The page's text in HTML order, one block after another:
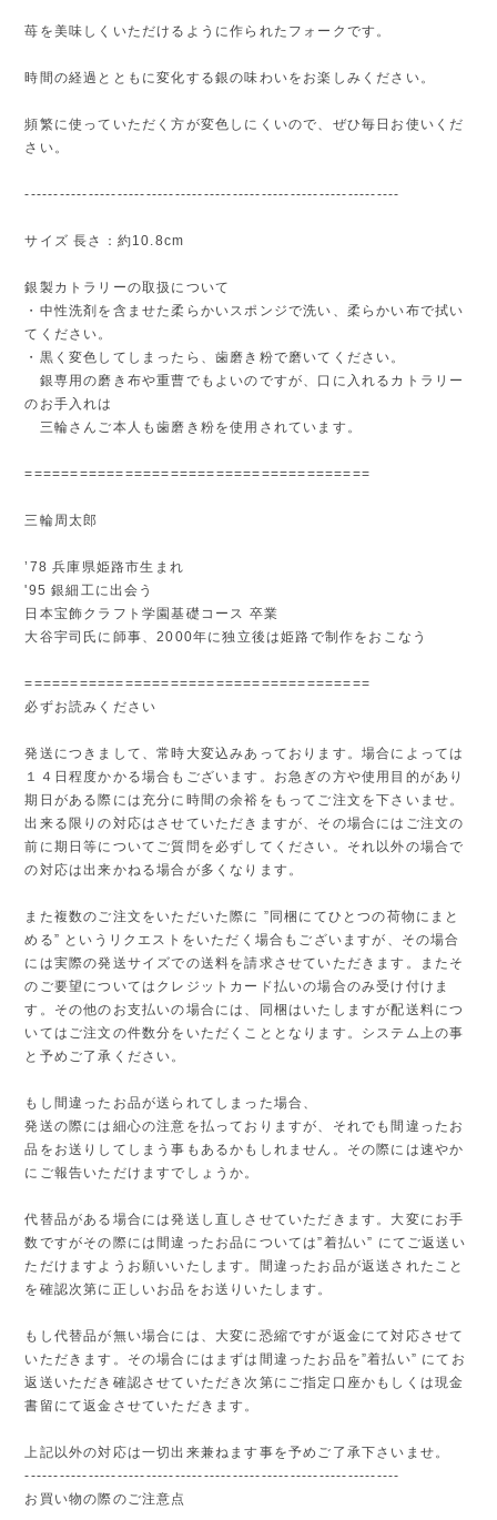
苺を美味しくいただけるように作られたフォークです。
時間の経過とともに変化する銀の味わいをお楽しみください。
頻繁に使っていただく方が変色しにくいので、ぜひ毎日お使いくだ
さい。
-----------------------------------------------------------------
サイズ 長さ：約10.8cm
銀製カトラリーの取扱について
・中性洗剤を含ませた柔らかいスポンジで洗い、柔らかい布で拭い
てください。
・黒く変色してしまったら、歯磨き粉で磨いてください。
銀専用の磨き布や重曹でもよいのですが、口に入れるカトラリー
のお手入れは
三輪さんご本人も歯磨き粉を使用されています。
======================================
三輪周太郎
’78 兵庫県姫路市生まれ
'95 銀細工に出会う
日本宝飾クラフト学園基礎コース 卒業
大谷宇司氏に師事、2000年に独立後は姫路で制作をおこなう
======================================
必ずお読みください
発送につきまして、常時大変込みあっております。場合によっては
１４日程度かかる場合もございます。お急ぎの方や使用目的があり
期日がある際には充分に時間の余裕をもってご注文を下さいませ。
出来る限りの対応はさせていただきますが、その場合にはご注文の
前に期日等についてご質問を必ずしてください。それ以外の場合で
の対応は出来かねる場合が多くなります。
また複数のご注文をいただいた際に ”同梱にてひとつの荷物にまと
める” というリクエストをいただく場合もございますが、その場合
には実際の発送サイズでの送料を請求させていただきます。またそ
のご要望についてはクレジットカード払いの場合のみ受け付けま
す。その他のお支払いの場合には、同梱はいたしますが配送料につ
いてはご注文の件数分をいただくこととなります。システム上の事
と予めご了承ください。
もし間違ったお品が送られてしまった場合、
発送の際には細心の注意を払っておりますが、それでも間違ったお
品をお送りしてしまう事もあるかもしれません。その際には速やか
にご報告いただけますでしょうか。
代替品がある場合には発送し直しさせていただきます。大変にお手
数ですがその際には間違ったお品については”着払い” にてご返送い
ただけますようお願いいたします。間違ったお品が返送されたこと
を確認次第に正しいお品をお送りいたします。
もし代替品が無い場合には、大変に恐縮ですが返金にて対応させて
いただきます。その場合にはまずは間違ったお品を”着払い” にてお
返送いただき確認させていただき次第にご指定口座かもしくは現金
書留にて返金させていただきます。
上記以外の対応は一切出来兼ねます事を予めご了承下さいませ。
-----------------------------------------------------------------
お買い物の際のご注意点